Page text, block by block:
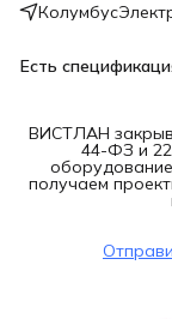
Колумбус
Есть
ВИСТЛАН
44-ФЗ и
получаем